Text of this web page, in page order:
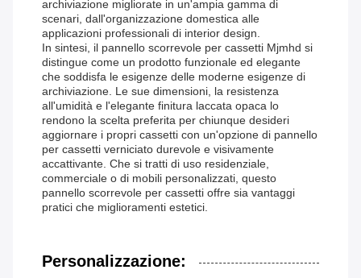
archiviazione migliorate in un'ampia gamma di
scenari, dall'organizzazione domestica alle
applicazioni professionali di interior design.
In sintesi, il pannello scorrevole per cassetti Mjmhd si
distingue come un prodotto funzionale ed elegante
che soddisfa le esigenze delle moderne esigenze di
archiviazione. Le sue dimensioni, la resistenza
all'umidità e l'elegante finitura laccata opaca lo
rendono la scelta preferita per chiunque desideri
aggiornare i propri cassetti con un'opzione di pannello
per cassetti verniciato durevole e visivamente
accattivante. Che si tratti di uso residenziale,
commerciale o di mobili personalizzati, questo
pannello scorrevole per cassetti offre sia vantaggi
pratici che miglioramenti estetici.
Personalizzazione: